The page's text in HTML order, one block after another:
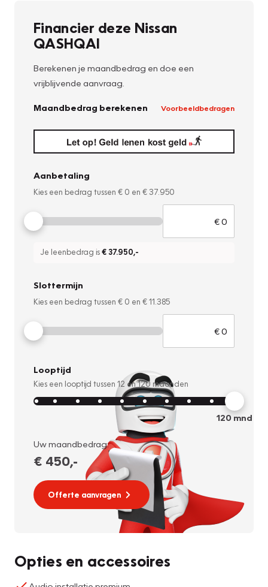
Financier deze Nissan
QASHQAI
Berekenen je maandbedrag en doe een
vrijblijvende aanvraag.
Maandbedrag berekenen Voorbeeldbedragen
Aanbetaling
Kies een bedrag tussen € 0 en € 37.950
Je leenbedrag is€ 37.950,-
Slottermijn
Kies een bedrag tussen € 0 en € 11.385
Looptijd
Kies een looptijd tussen 12 en120 maanden
120mnd
Uw maandbedrag:
€ 450,-
Offerte aanvragen
Opties en accessoires